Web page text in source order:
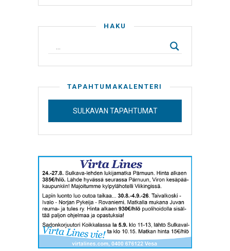
HAKU
TAPAHTUMAKALENTERI
SULKAVAN TAPAHTUMAT